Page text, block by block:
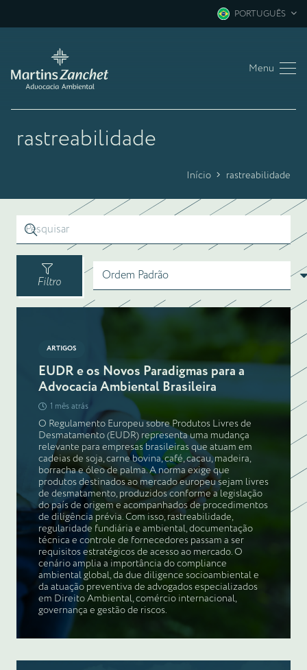
PORTUGUÊS
Menu
rastreabilidade
Início rastreabilidade
Filtro
ARTIGOS
EUDR e os Novos Paradigmas para a
Advocacia Ambiental Brasileira
1 mês atrás
O Regulamento Europeu sobre Produtos Livres de
Desmatamento (EUDR) representa uma mudança
relevante para empresas brasileiras que atuam em
cadeias de soja, carne bovina, café, cacau, madeira,
borracha e óleo de palma. A norma exige que
produtos destinados ao mercado europeu sejam livres
de desmatamento, produzidos conforme a legislação
do país de origem e acompanhados de procedimentos
de diligência prévia. Com isso, rastreabilidade,
regularidade fundiária e ambiental, documentação
técnica e controle de fornecedores passam a ser
requisitos estratégicos de acesso ao mercado. O
cenário amplia a importância do compliance
ambiental global, da due diligence socioambiental e
da atuação preventiva de advogados especializados
em Direito Ambiental, comércio internacional,
governança e gestão de riscos.